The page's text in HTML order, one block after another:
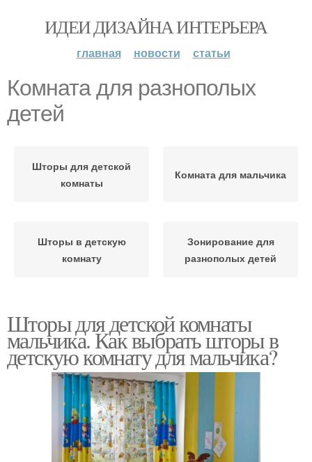
ИДЕИ ДИЗАЙНА ИНТЕРЬЕРА
главная новости статьи
Комната для разнополых
детей
Шторы для детской
комнаты
Комната для мальчика
Шторы в детскую
комнату
Зонирование для
разнополых детей
Шторы для детской комнаты
мальчика. Как выбрать шторы в
детскую комнату для мальчика?